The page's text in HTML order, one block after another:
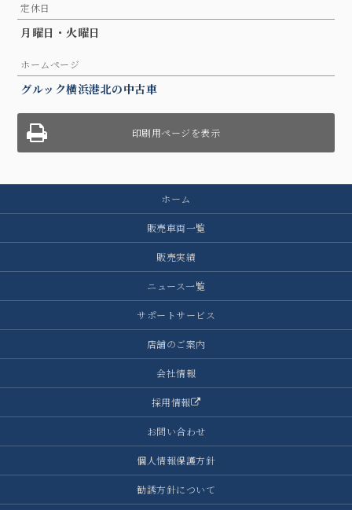
定休日
月曜日・火曜日
ホームページ
グルック横浜港北の中古車
印刷用ページを表示
ホーム
販売車両一覧
販売実績
ニュース一覧
サポートサービス
店舗のご案内
会社情報
採用情報
お問い合わせ
個人情報保護方針
勧誘方針について